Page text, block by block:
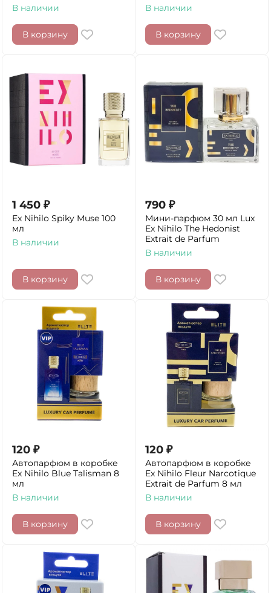
В наличии
В корзину
В наличии
В корзину
1 450 ₽
Ex Nihilo Spiky Muse 100
мл
В наличии
В корзину
790 ₽
Мини-парфюм 30 мл Lux
Ex Nihilo The Hedonist
Extrait de Parfum
В наличии
В корзину
120 ₽
Автопарфюм в коробке
Ex Nihilo Blue Talisman 8
мл
В наличии
В корзину
120 ₽
Автопарфюм в коробке
Ex Nihilo Fleur Narcotique
Extrait de Parfum 8 мл
В наличии
В корзину